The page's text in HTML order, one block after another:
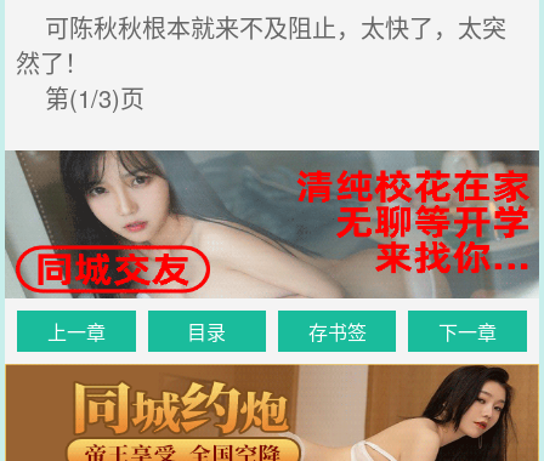
可陈秋秋根本就来不及阻止，太快了，太突
然了！
第(1/3)页
上一章 目录 存书签 下一章